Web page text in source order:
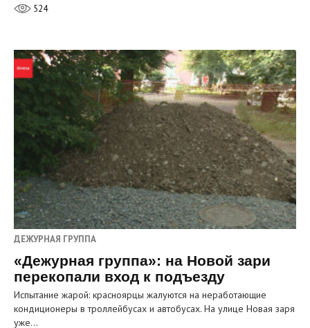
524
ДЕЖУРНАЯ ГРУППА
«Дежурная группа»: на Новой зари
перекопали вход к подъезду
Испытание жарой: красноярцы жалуются на неработающие
кондиционеры в троллейбусах и автобусах. На улице Новая заря
уже…